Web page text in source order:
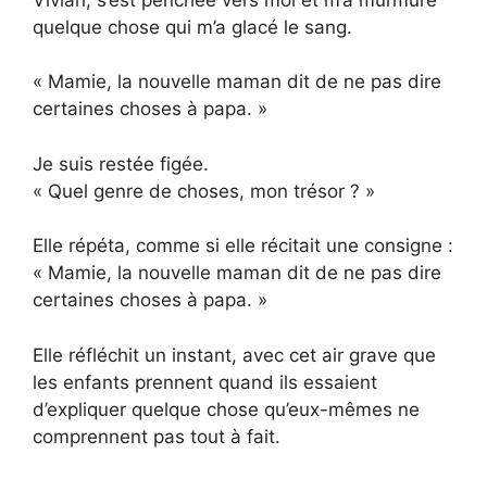
quelque chose qui m’a glacé le sang.
« Mamie, la nouvelle maman dit de ne pas dire
certaines choses à papa. »
Je suis restée figée.
« Quel genre de choses, mon trésor ? »
Elle répéta, comme si elle récitait une consigne :
« Mamie, la nouvelle maman dit de ne pas dire
certaines choses à papa. »
Elle réfléchit un instant, avec cet air grave que
les enfants prennent quand ils essaient
d’expliquer quelque chose qu’eux-mêmes ne
comprennent pas tout à fait.